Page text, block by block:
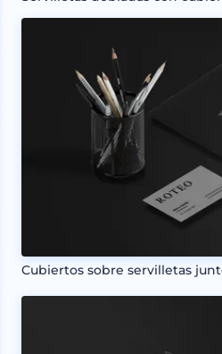
Cubiertos sobre servilletas